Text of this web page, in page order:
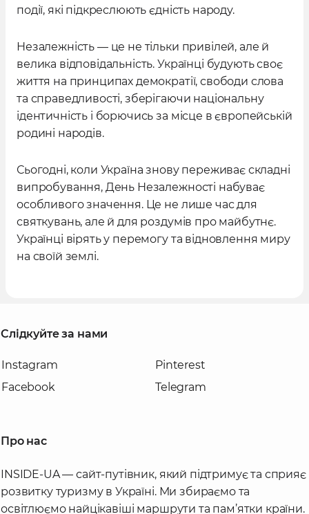
події, які підкреслюють єдність народу.
Незалежність — це не тільки привілей, але й
велика відповідальність. Українці будують своє
життя на принципах демократії, свободи слова
та справедливості, зберігаючи національну
ідентичність і борючись за місце в європейській
родині народів.
Сьогодні, коли Україна знову переживає складні
випробування, День Незалежності набуває
особливого значення. Це не лише час для
святкувань, але й для роздумів про майбутнє.
Українці вірять у перемогу та відновлення миру
на своїй землі.
Слідкуйте за нами
Instagram
Facebook
Pinterest
Telegram
Про нас
INSIDE-UA — сайт-путівник, який підтримує та сприяє
розвитку туризму в Україні. Ми збираємо та
освітлюємо найцікавіші маршрути та пам’ятки країни.